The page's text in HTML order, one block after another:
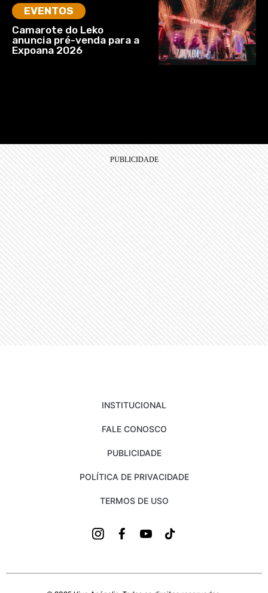
EVENTOS
Camarote do Leko
anuncia pré-venda para a
Expoana 2026
INSTITUCIONAL
FALE CONOSCO
PUBLICIDADE
POLÍTICA DE PRIVACIDADE
TERMOS DE USO